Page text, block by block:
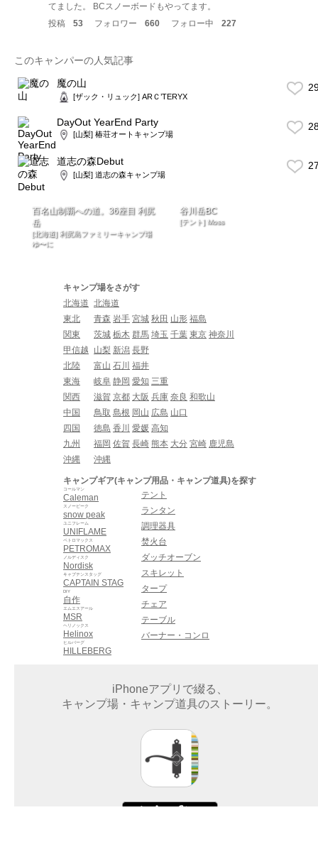
てました。 BCスノーボードもやってます。
投稿
53 フォロワー 660 フォロー中 227
このキャンパーの人気記事
魔の山
[ザック・リュック] ARＣ’TERYX
DayOut YearEnd Party
[山梨] 椿荘オートキャンプ場
道志の森Debut
[山梨] 道志の森キャンプ場
百名山制覇への道。36座目 利尻
岳
[北海道] 利尻島ファミリーキャンプ場
ゆ〜に
谷川岳BC
[テント] Moss
キャンプ場をさがす
北海道 北海道
東北
青森 岩手 宮城 秋田 山形 福島
関東
茨城 栃木 群馬 埼玉 千葉 東京 神奈川
甲信越
山梨 新潟 長野
北陸
富山 石川 福井
東海
岐阜 静岡 愛知 三重
関西
滋賀 京都 大阪 兵庫 奈良 和歌山
中国
鳥取 島根 岡山 広島 山口
四国
徳島 香川 愛媛 高知
九州
福岡 佐賀 長崎 熊本 大分 宮崎 鹿児島
沖縄
沖縄
キャンプギア(キャンプ用品・キャンプ道具)を探す
Caleman
コールマン
snow peak
スノーピーク
UNIFLAME
ユニフレーム
PETROMAX
ペトロマックス
Nordisk
ノルディスク
CAPTAIN STAG
キャプテンスタッグ
自作
DIY
MSR
エムエスアール
Helinox
ヘリノックス
HILLEBERG
ヒルバーグ
テント
ランタン
調理器具
焚火台
ダッチオーブン
スキレット
タープ
チェア
テーブル
バーナー・コンロ
iPhoneアプリで綴る、
キャンプ場・キャンプ道具のストーリー。